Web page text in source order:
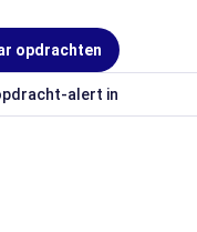
opdrachten
alert in